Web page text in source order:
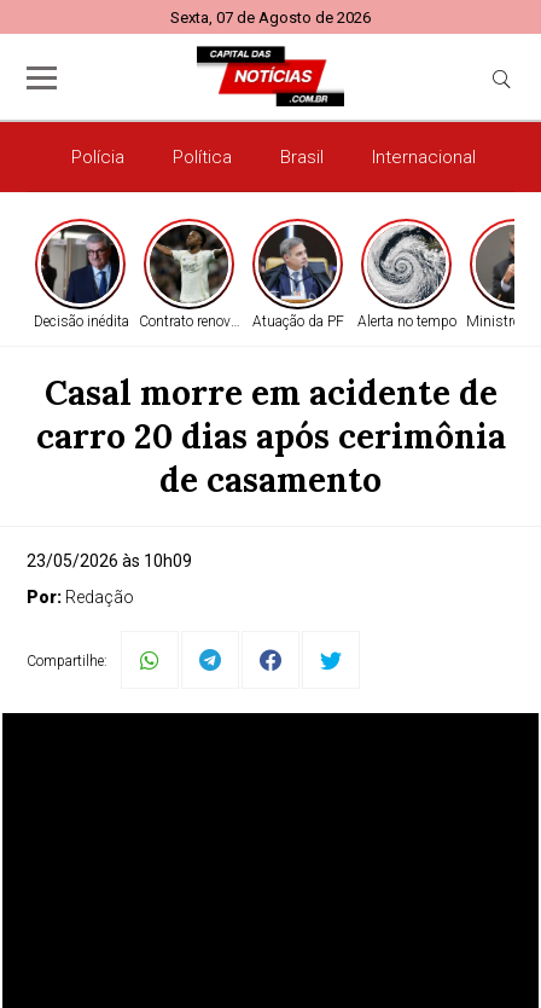
Sexta, 07 de Agosto de 2026
Polícia Política Brasil Internacional
Decisão inédita Contrato renovadoAtuação da PF Alerta no tempo Ministro do
Casal morre em acidente de
carro 20 dias após cerimônia
de casamento
23/05/2026 às 10h09
Por: Redação
Compartilhe: